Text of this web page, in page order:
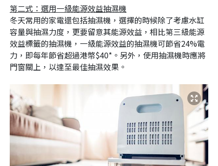
第二式：選用一級能源效益抽濕機
冬天常用的家電還包括抽濕機，選擇的時候除了考慮水缸
容量與抽濕力度，更要留意其能源效益，相比第三級能源
效益標籤的抽濕機，一級能源效益的抽濕機可節省24%電
力，即每年節省超過港幣$40*。另外，使用抽濕機時應將
門窗關上，以達至最佳抽濕效果。